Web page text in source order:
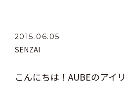
2015.06.05
SENZAI
こんにちは！AUBEのアイ